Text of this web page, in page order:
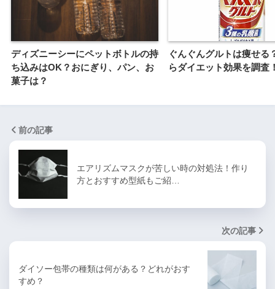
ディズニーシーにペットボトルの持
ち込みはOK？おにぎり、パン、お
菓子は？
ぐんぐんグルトは痩せる
らダイエット効果を調査
前の記事
エアリズムマスクが苦しい時の対処法！作り
方とおすすめ型紙もご紹…
次の記事
ダイソー包帯の種類は何がある？どれがおす
すめ？